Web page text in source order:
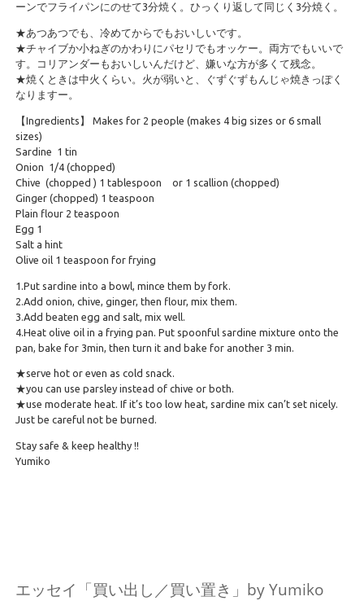
ーンでフライパンにのせて3分焼く。ひっくり返して同じく3分焼く。
★あつあつでも、冷めてからでもおいしいです。
★チャイブか小ねぎのかわりにパセリでもオッケー。両方でもいいで
す。コリアンダーもおいしいんだけど、嫌いな方が多くて残念。
★焼くときは中火くらい。火が弱いと、ぐずぐずもんじゃ焼きっぽく
なりますー。
【Ingredients】 Makes for 2 people (makes 4 big sizes or 6 small
sizes)
Sardine 1 tin
Onion 1/4 (chopped)
Chive (chopped ) 1 tablespoon or 1 scallion (chopped)
Ginger (chopped) 1 teaspoon
Plain flour 2 teaspoon
Egg 1
Salt a hint
Olive oil 1 teaspoon for frying
1.Put sardine into a bowl, mince them by fork.
2.Add onion, chive, ginger, then flour, mix them.
3.Add beaten egg and salt, mix well.
4.Heat olive oil in a frying pan. Put spoonful sardine mixture onto the
pan, bake for 3min, then turn it and bake for another 3 min.
★serve hot or even as cold snack.
★you can use parsley instead of chive or both.
★use moderate heat. If it’s too low heat, sardine mix can’t set nicely.
Just be careful not be burned.
Stay safe & keep healthy !!
Yumiko
エッセイ「買い出し／買い置き」by Yumiko